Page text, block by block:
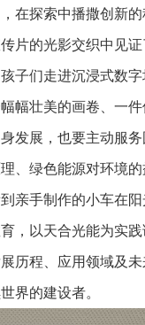
在探索中播撒创新
片的光影交织中见
子们走进沉浸式数
幅壮美的画卷、一
发展，也要主动服
、绿色能源对环境
亲手制作的小车在
，以天合光能为实
历程、应用领域及
界的建设者。